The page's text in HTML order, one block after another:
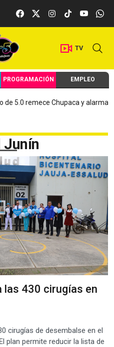
TV
PROGRAMACIÓN EMPLEO
remece Chupaca y alarma a
Junín
las 430 cirugías en
cirugías de desembalse en el
plan permite reducir la lista de